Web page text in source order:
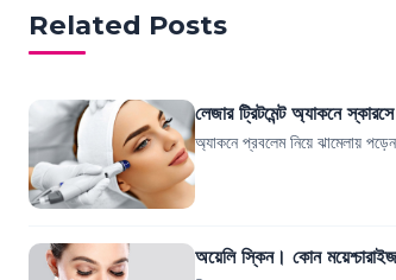
Related Posts
লেজার ট্রিটমেন্ট অ্যাকনে
অ্যাকনে প্রবলেম নিয়ে ঝামেলায়
অয়েলি স্কিন। কোন